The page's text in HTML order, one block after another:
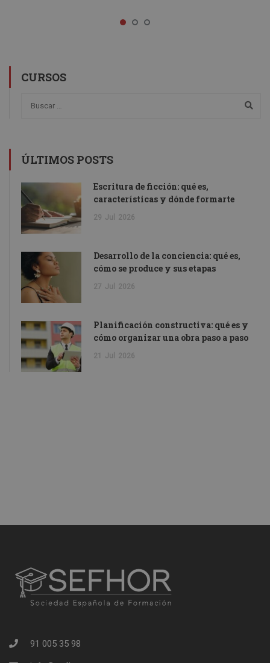
CURSOS
ÚLTIMOS POSTS
Escritura de ficción: qué es,
características y dónde formarte
29 Jul 2026
Desarrollo de la conciencia: qué es,
cómo se produce y sus etapas
27 Jul 2026
Planificación constructiva: qué es y
cómo organizar una obra paso a paso
21 Jul 2026
91 005 35 98